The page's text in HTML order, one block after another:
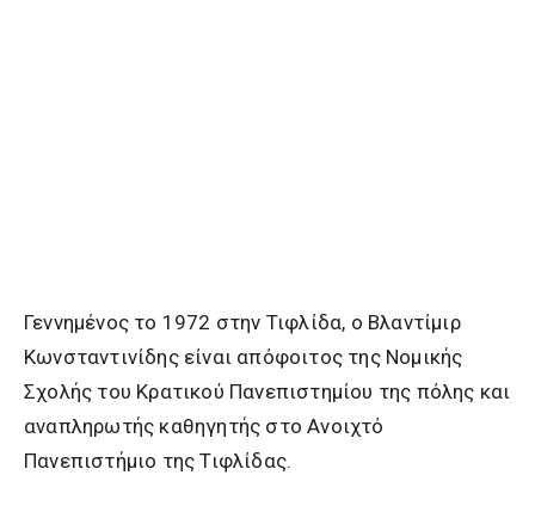
Γεννημένος το 1972 στην Τιφλίδα, ο Βλαντίμιρ
Κωνσταντινίδης είναι απόφοιτος της Νομικής
Σχολής του Κρατικού Πανεπιστημίου της πόλης και
αναπληρωτής καθηγητής στο Ανοιχτό
Πανεπιστήμιο της Τιφλίδας.